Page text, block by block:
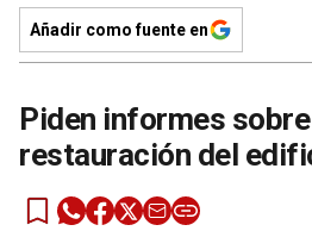
Añadir como fuente en
Piden informes
restauración del